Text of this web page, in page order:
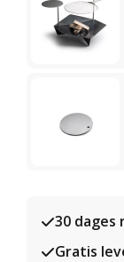
30
Gratis